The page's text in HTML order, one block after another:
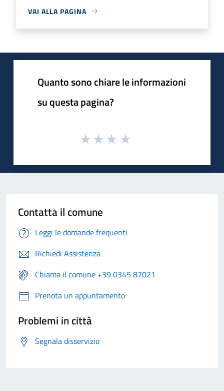
VAI ALLA PAGINA
Quanto sono chiare le informazioni
su questa pagina?
Contatta il comune
Leggi le domande frequenti
Richiedi Assistenza
Chiama il comune +39 0345 87021
Prenota un appuntamento
Problemi in città
Segnala disservizio